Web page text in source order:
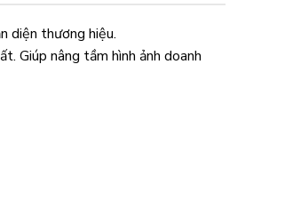
diện thương hiệu.
Giúp nâng tầm hình ảnh doanh